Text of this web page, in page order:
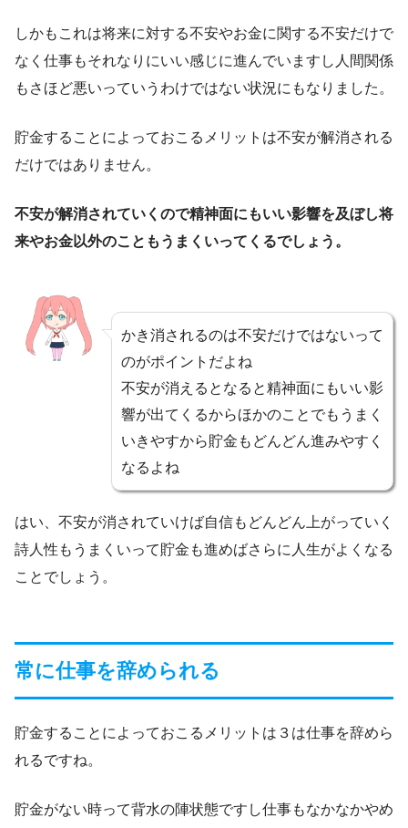
しかもこれは将来に対する不安やお金に関する不安だけで
なく仕事もそれなりにいい感じに進んでいますし人間関係
もさほど悪いっていうわけではない状況にもなりました。
貯金することによっておこるメリットは不安が解消される
だけではありません。
不安が解消されていくので精神面にもいい影響を及ぼし将
来やお金以外のこともうまくいってくるでしょう。
かき消されるのは不安だけではないって
のがポイントだよね
不安が消えるとなると精神面にもいい影
響が出てくるからほかのことでもうまく
いきやすから貯金もどんどん進みやすく
なるよね
はい、不安が消されていけば自信もどんどん上がっていく
詩人性もうまくいって貯金も進めばさらに人生がよくなる
ことでしょう。
常に仕事を辞められる
貯金することによっておこるメリットは３は仕事を辞めら
れるですね。
貯金がない時って背水の陣状態ですし仕事もなかなかやめ